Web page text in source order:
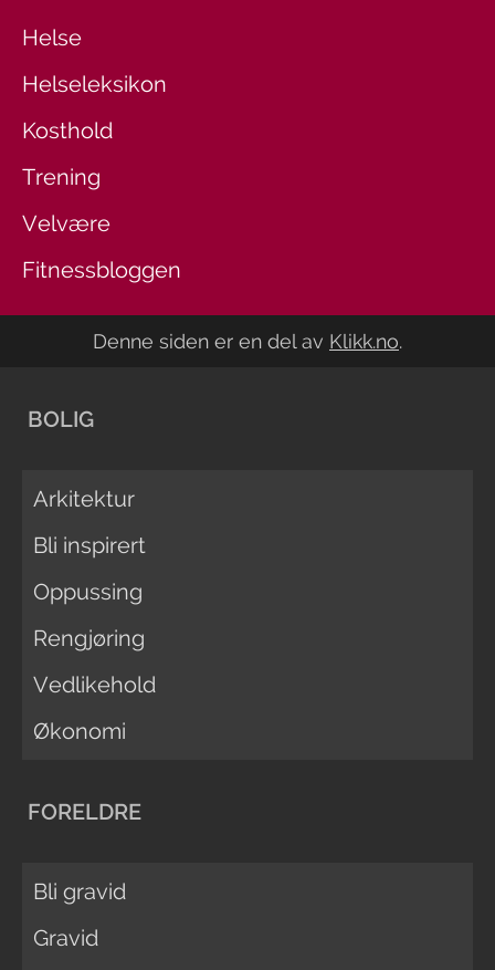
Helse
Helseleksikon
Kosthold
Trening
Velvære
Fitnessbloggen
Denne siden er en del av Klikk.no.
BOLIG
Arkitektur
Bli inspirert
Oppussing
Rengjøring
Vedlikehold
Økonomi
FORELDRE
Bli gravid
Gravid